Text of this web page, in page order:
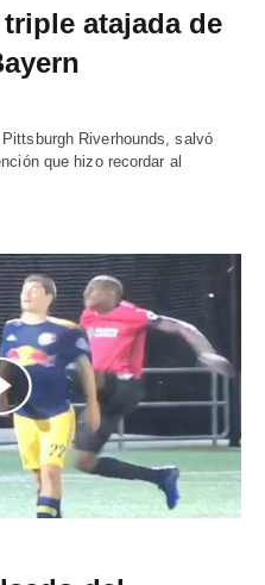
atajada de
Riverhounds, salvó
que hizo recordar al